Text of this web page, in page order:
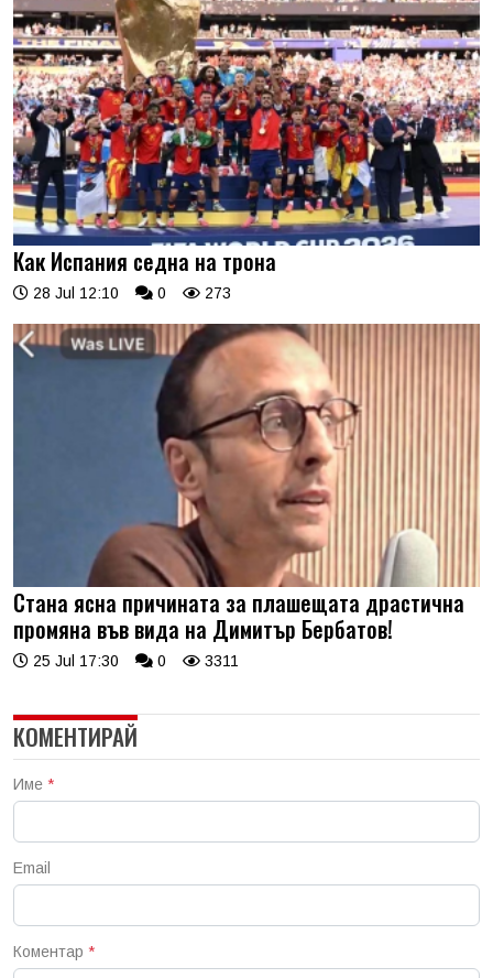
Как Испания седна на трона
28 Jul 12:10 0 273
Стана ясна причината за плашещата драстична
промяна във вида на Димитър Бербатов!
25 Jul 17:30 0 3311
КОМЕНТИРАЙ
Име *
Email
Коментар *